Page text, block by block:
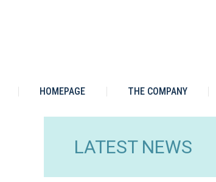
HOMEPAGE THE COMPANY
LATEST NEWS